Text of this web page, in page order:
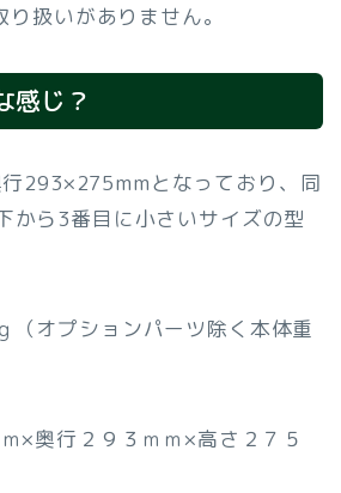
扱いがありません。
感じ？
293×275mmとなっており、同
から3番目に小さいサイズの型
（オプションパーツ除く本体重
×奥行２９３ｍｍ×高さ２７５